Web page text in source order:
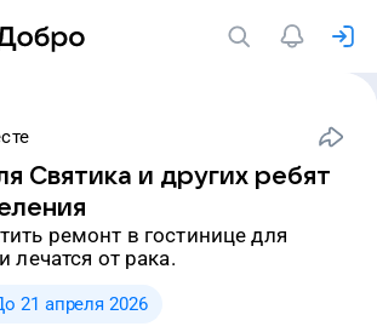
Святика и других ребят
лечатся от рака.
21 апреля 2026